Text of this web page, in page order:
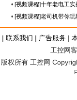
• [视频课程]十年老电工
• [视频课程]老司机带你
| 联系我们 | 广告服务 |
工控网
版权所有 工控网